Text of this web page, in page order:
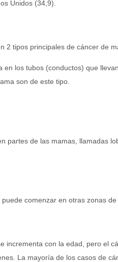
Unidos (34,9).
2 tipos principales de cáncer de
en los tubos (conductos) que
son de este tipo.
partes de las mamas, llamadas
comenzar en otras zonas de
incrementa con la edad, pero el
La mayoría de los casos de